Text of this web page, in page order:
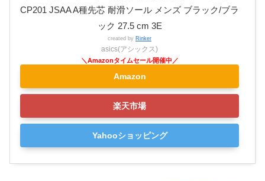
CP201 JSAA A種先芯 耐滑ソール メンズ ブラック/ブラ
ック 27.5 cm 3E
created by Rinker
asics(アシックス)
Amazon
楽天市場
Yahooショッピング